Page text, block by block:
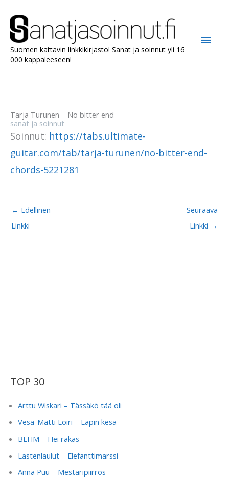
sisältöön
Suomen kattavin linkkikirjasto! Sanat ja soinnut yli 16
000 kappaleeseen!
Tarja Turunen – No bitter end
sanat ja soinnut
Soinnut: https://tabs.ultimate-
guitar.com/tab/tarja-turunen/no-bitter-end-
chords-5221281
← Edellinen
Linkki
Seuraava
Linkki →
TOP 30
Arttu Wiskari – Tässäkö tää oli
Vesa-Matti Loiri – Lapin kesä
BEHM – Hei rakas
Lastenlaulut – Elefanttimarssi
Anna Puu – Mestaripiirros